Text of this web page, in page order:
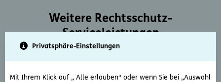
Privatsphäre-Einstellungen
Mit Ihrem Klick auf „ Alle erlauben“ oder wenn Sie bei „Auswahl
Weitere Rechtsschutz-
Serviceleistungen